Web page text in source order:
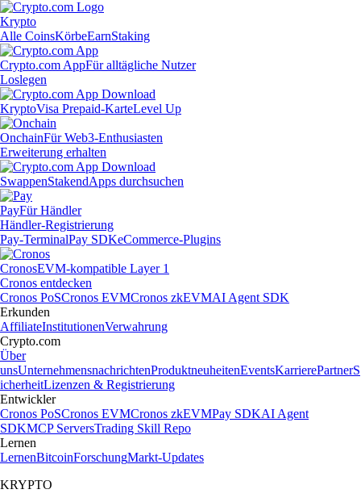
Krypto
Alle CoinsKörbeEarnStaking
Crypto.com AppFür alltägliche Nutzer
Loslegen
KryptoVisa Prepaid-KarteLevel Up
OnchainFür Web3-Enthusiasten
Erweiterung erhalten
SwappenStakendApps durchsuchen
PayFür Händler
Händler-Registrierung
Pay-TerminalPay SDKeCommerce-Plugins
CronosEVM-kompatible Layer 1
Cronos entdecken
Cronos PoSCronos EVMCronos zkEVMAI Agent SDK
Erkunden
AffiliateInstitutionenVerwahrung
Crypto.com
Über
unsUnternehmensnachrichtenProduktneuheitenEventsKarrierePartnerS
icherheitLizenzen & Registrierung
Entwickler
Cronos PoSCronos EVMCronos zkEVMPay SDKAI Agent
SDKMCP ServersTrading Skill Repo
Lernen
LernenBitcoinForschungMarkt-Updates
KRYPTO